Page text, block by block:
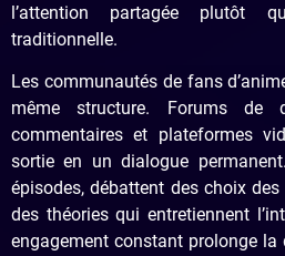
l’attention partagée plutôt
traditionnelle.
Les communautés de fans
même structure. Forums de
commentaires et plateformes
sortie en un dialogue
épisodes, débattent des choix
des théories qui entretiennent
engagement constant prolonge la